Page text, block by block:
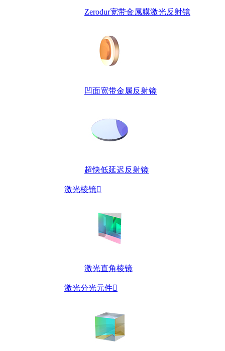
Zerodur宽带金属膜激光反射镜
凹面宽带金属反射镜
超快低延迟反射镜
激光棱镜
激光直角棱镜
激光分光元件